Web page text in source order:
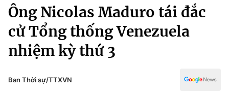
Chuyên mục
Chính trị
Xã hội
Pháp luật
Kinh tế
Thể thao
Truyền hình
Văn hóa - Giải trí
Y tế
Công nghệ
Ông Nicolas Maduro tái đắc
cử Tổng thống Venezuela
nhiệm kỳ thứ 3
Ban Thời sự/TTXVN